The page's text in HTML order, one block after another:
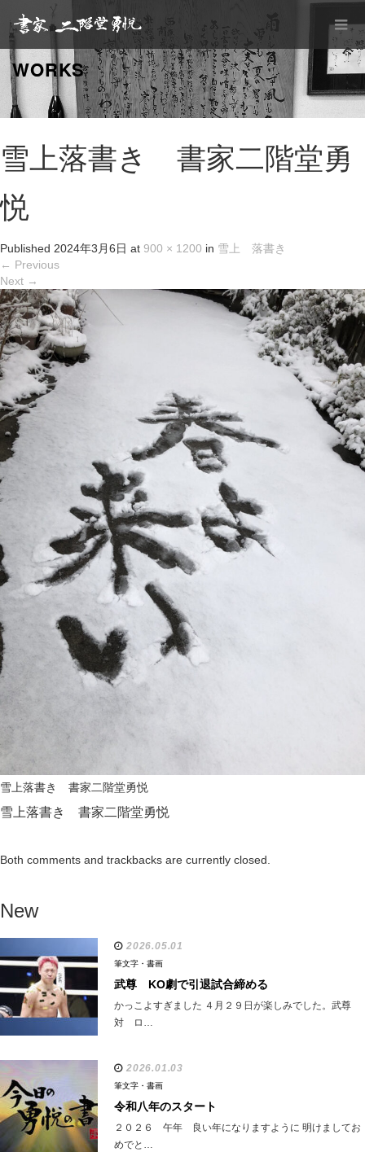
WORKS
雪上落書き 書家二階堂勇
悦
Published 2024年3月6日 at 900 × 1200 in 雪上 落書き
← Previous
Next →
雪上落書き 書家二階堂勇悦
雪上落書き 書家二階堂勇悦
Both comments and trackbacks are currently closed.
New
2026.05.01
筆文字・書画
武尊 KO劇で引退試合締める
かっこよすぎました ４月２９日が楽しみでした。武尊
対 ロ…
2026.01.03
筆文字・書画
令和八年のスタート
２０２６ 午年 良い年になりますように 明けましてお
めでと…